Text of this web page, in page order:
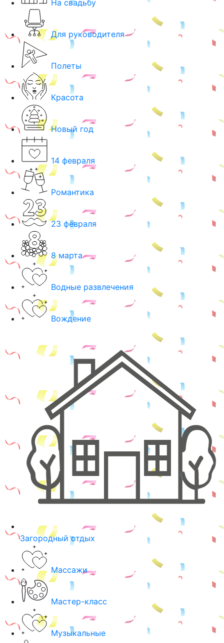
На свадьбу
Для руководителя
Полеты
Красота
Новый год
14 февраля
Романтика
23 февраля
8 марта
Водные развлечения
Вождение
Загородный отдых
Массажи
Мастер-класс
Музыкальные